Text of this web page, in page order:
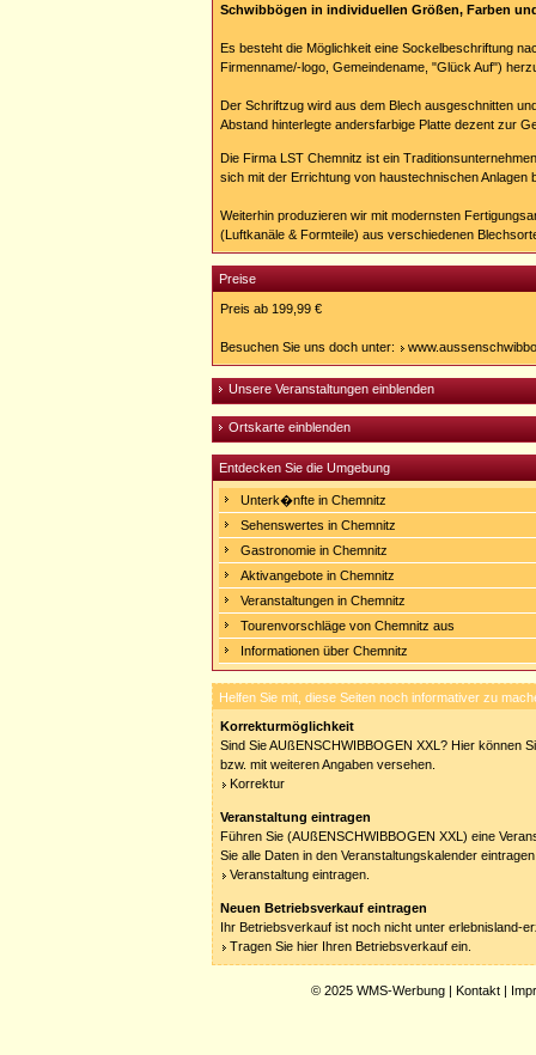
Schwibbögen in individuellen Größen, Farben
Es besteht die Möglichkeit eine Sockelbeschriftung
Firmenname/-logo, Gemeindename, "Glück Auf")
Der Schriftzug wird aus dem Blech ausgeschnitten
Abstand hinterlegte andersfarbige Platte dezent zur
Die Firma LST Chemnitz ist ein
sich mit der Errichtung von haustechnischen Anlagen
Weiterhin produzieren wir mit modernsten
(Luftkanäle & Formteile) aus verschiedenen
Preise
Preis ab 199,99 €
Besuchen Sie uns doch unter:
Unsere Veranstaltungen einblenden
Ortskarte einblenden
Entdecken Sie die Umgebung
Unterk�nfte in Chemnitz
Sehenswertes in Chemnitz
Gastronomie in Chemnitz
Aktivangebote in Chemnitz
Veranstaltungen in Chemnitz
Tourenvorschläge von Chemnitz aus
Informationen über Chemnitz
Helfen Sie mit, diese Seiten noch informativer zu
Korrekturmöglichkeit
Sind Sie AUßENSCHWIBBOGEN XXL? Hier können
bzw. mit weiteren Angaben versehen.
Korrektur
Veranstaltung eintragen
Führen Sie (AUßENSCHWIBBOGEN XXL) eine
Sie alle Daten in den Veranstaltungskalender
Veranstaltung eintragen.
Neuen Betriebsverkauf eintragen
Ihr Betriebsverkauf ist noch nicht unter erlebnisland-
Tragen Sie hier Ihren Betriebsverkauf ein.
© 2025 WMS-Werbung | Kontakt |